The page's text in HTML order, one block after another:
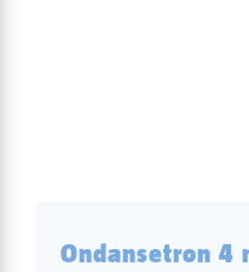
Ondansetron 4